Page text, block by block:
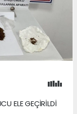
ELE GEÇİRİLDİ